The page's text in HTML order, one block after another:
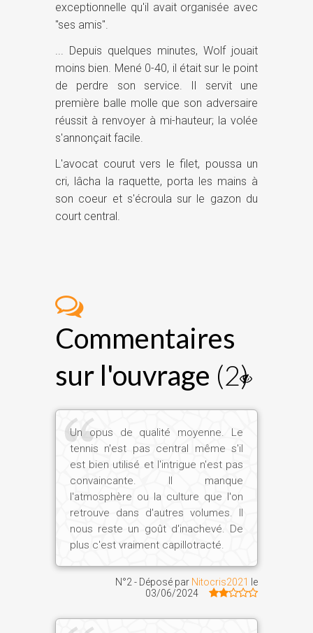
exceptionnelle qu'il avait organisée avec
"ses amis".
... Depuis quelques minutes, Wolf jouait
moins bien. Mené 0-40, il était sur le point
de perdre son service. Il servit une
première balle molle que son adversaire
réussit à renvoyer à mi-hauteur; la volée
s'annonçait facile.
L'avocat courut vers le filet, poussa un
cri, lâcha la raquette, porta les mains à
son coeur et s'écroula sur le gazon du
court central.
Commentaires
sur l'ouvrage (2)
Un opus de qualité moyenne. Le
tennis n'est pas central même s'il
est bien utilisé et l'intrigue n'est pas
convaincante. Il manque
l'atmosphère ou la culture que l'on
retrouve dans d'autres volumes. Il
nous reste un goût d'inachevé. De
plus c'est vraiment capillotracté.
N°2 - Déposé par Nitocris2021
le
03/06/2024